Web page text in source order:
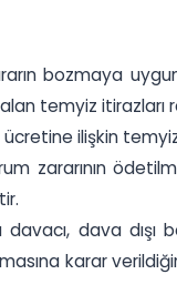
bozmaya
temyiz itirazları
ilişkin
zararının
dava dışı
karar